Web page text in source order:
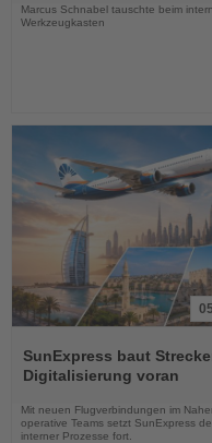
Marcus Schnabel tauschte beim
Werkzeugkasten
Sie
die
Nachrichten
SunExpress baut
Digitalisierung voran
Mit neuen Flugverbindungen im
operative Teams setzt SunExpress
interner Prozesse fort.